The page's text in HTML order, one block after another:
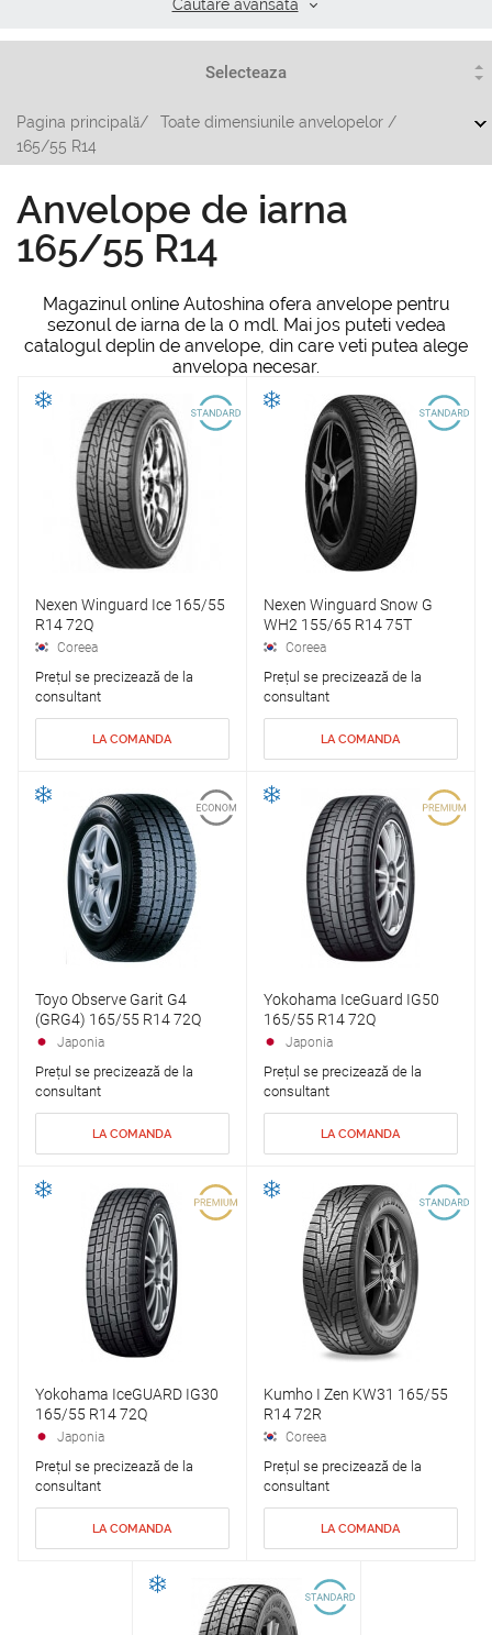
Cautare аvansata
Pagina principală/ Toate dimensiunile anvelopelor /
165/55 R14
Anvelope de iarna
165/55 R14
Magazinul online Autoshina ofera anvelope pentru
sezonul de iarna de la 0 mdl. Mai jos puteti vedea
catalogul deplin de anvelope, din care veti putea alege
anvelopa necesar.
Nexen Winguard Ice 165/55
R14 72Q
Coreea
Prețul se precizează de la
consultant
LA COMANDA
Nexen Winguard Snow G
WH2 155/65 R14 75T
Coreea
Prețul se precizează de la
consultant
LA COMANDA
Toyo Observe Garit G4
(GRG4) 165/55 R14 72Q
Japonia
Prețul se precizează de la
consultant
LA COMANDA
Yokohama IceGuard IG50
165/55 R14 72Q
Japonia
Prețul se precizează de la
consultant
LA COMANDA
Yokohama IceGUARD IG30
165/55 R14 72Q
Japonia
Prețul se precizează de la
consultant
LA COMANDA
Kumho I Zen KW31 165/55
R14 72R
Coreea
Prețul se precizează de la
consultant
LA COMANDA